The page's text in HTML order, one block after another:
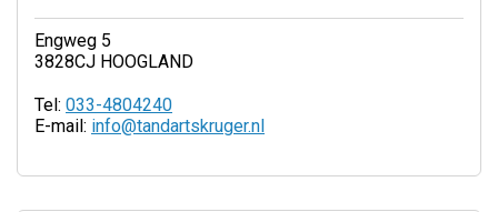
Engweg 5
3828CJ HOOGLAND
Tel: 033-4804240
E-mail: info@tandartskruger.nl